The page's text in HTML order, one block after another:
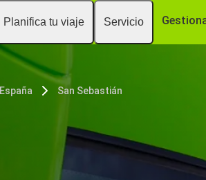
Planifica tu viaje Servicio
España San Sebastián